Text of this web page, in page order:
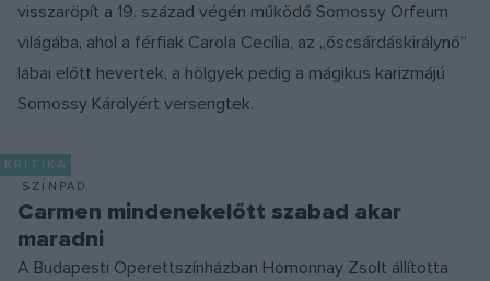
visszaröpít a 19. század végén működő Somossy Orfeum
világába, ahol a férfiak Carola Cecília, az „őscsárdáskirálynő”
lábai előtt hevertek, a hölgyek pedig a mágikus karizmájú
Somossy Károlyért versengtek.
KRITIKA
SZÍNPAD
Carmen mindenekelőtt szabad akar
maradni
A Budapesti Operettszínházban Homonnay Zsolt állította